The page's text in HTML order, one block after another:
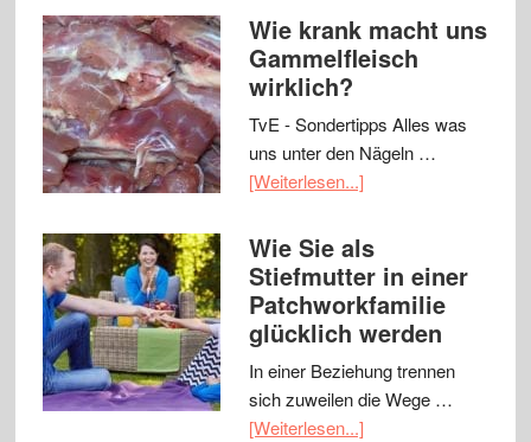
Wie krank macht uns
Gammelfleisch
wirklich?
TvE - Sondertipps Alles was
uns unter den Nägeln …
[Weiterlesen...]
Wie Sie als
Stiefmutter in einer
Patchworkfamilie
glücklich werden
In einer Beziehung trennen
sich zuweilen die Wege …
[Weiterlesen...]